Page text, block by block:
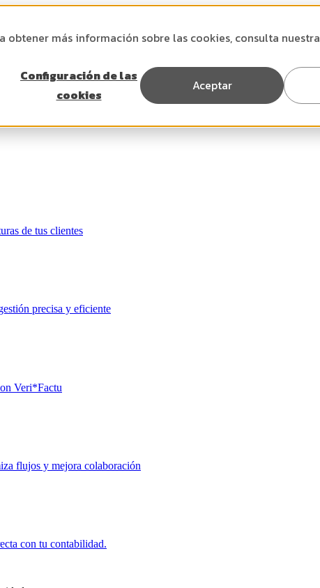
obtener más información sobre las cookies, consulta nuestra
Configuración de las
cookies
Aceptar
de tus clientes
precisa y eficiente
Veri*Factu
flujos y mejora colaboración
con tu contabilidad.